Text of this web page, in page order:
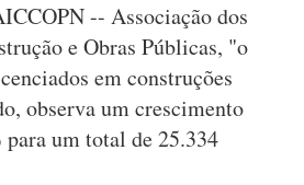
-- Associação dos
e Obras Públicas, "o
em construções
observa um crescimento
um total de 25.334